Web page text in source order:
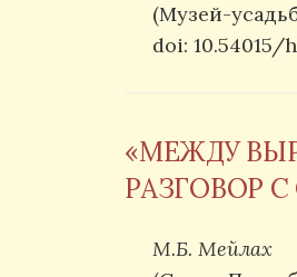
(Музей-
doi: 10.54015/
«МЕЖДУ
РАЗГОВОР
М.Б. Мейлах